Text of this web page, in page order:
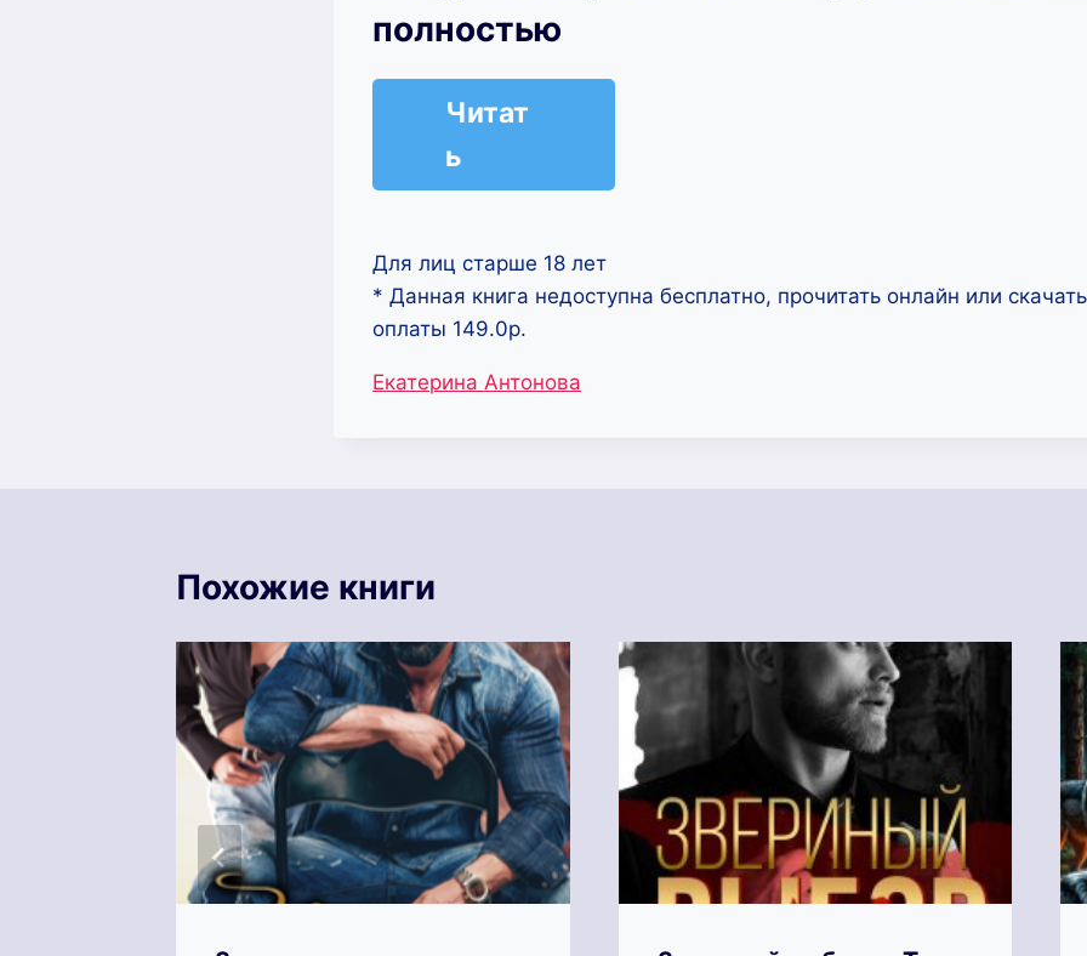
полностью
Читат
ь
Для лиц старше 18 лет
* Данная книга недоступна бесплатно, прочитать онлайн или
оплаты 149.0р.
Метки
Екатерина Антонова
Похожие книги